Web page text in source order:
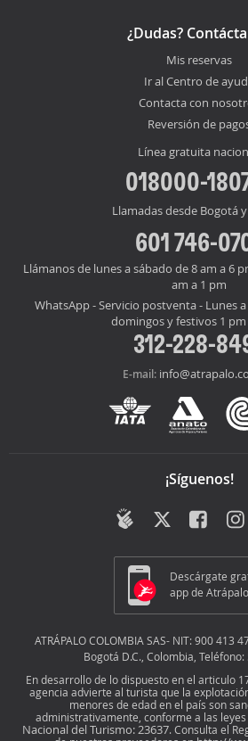
¿Dudas?
Mis reservas
Ir al Centro de
Contacta con
Reversión de
Línea gratuita
018000-
Llamadas desde Bogotá
601 746-
Llámanos de lunes a sábado de 8 am a 6
am a 1 pm
WhatsApp - Servicio postventa - Lunes
domingos y festivos 1 pm
312-228-
E-mail:
¡Síguenos!
Descárgate
app de Atrápalo
ATRÁPALO COLOMBIA SAS- NIT: 900 413
Bogotá D.C., Colombia,
En desarrollo de lo dispuesto en el articulo
agencia advierte al turista que la
menores de edad en el país son
administrativamente, conforme a las leyes
Nacional del Turismo: 23637. Consulta el